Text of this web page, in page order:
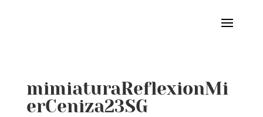
mimiaturaReflexionMi
erCeniza23SG